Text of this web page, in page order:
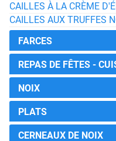
CAILLES À LA CRÈME
CAILLES AUX TRUFFES
FARCES
REPAS DE FÊTES -
NOIX
PLATS
CERNEAUX DE NOIX